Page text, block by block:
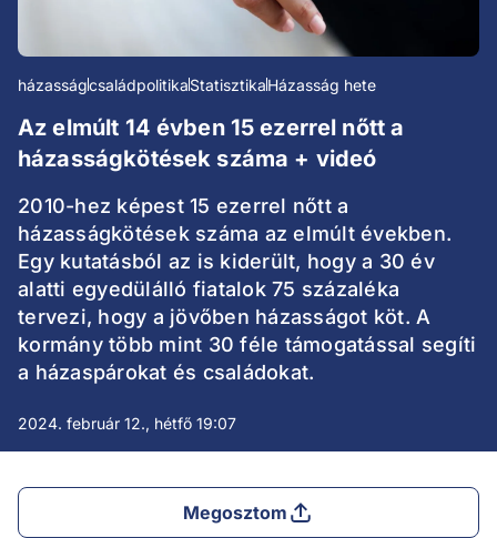
házasságcsaládpolitikaStatisztikaHázasság hete
Az elmúlt 14 évben 15 ezerrel nőtt a
házasságkötések száma + videó
2010-hez képest 15 ezerrel nőtt a
házasságkötések száma az elmúlt években.
Egy kutatásból az is kiderült, hogy a 30 év
alatti egyedülálló fiatalok 75 százaléka
tervezi, hogy a jövőben házasságot köt. A
kormány több mint 30 féle támogatással segíti
a házaspárokat és családokat.
2024. február 12., hétfő 19:07
Megosztom